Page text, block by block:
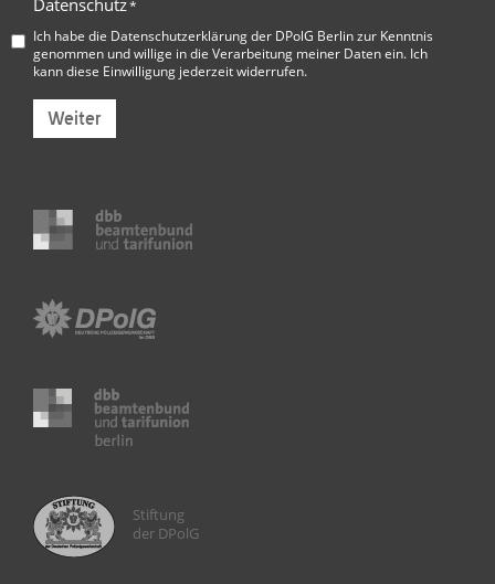
*
Ich habe die Datenschutzerklärung der DPolG Berlinzur Kenntnis
genommen und willige in die Verarbeitung meiner Daten ein. Ich
kann diese Einwilligung jederzeit widerrufen.
Weiter
Stiftung
der DPolG